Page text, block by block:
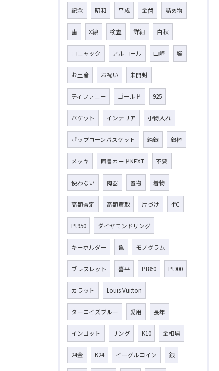
記念 昭和 平成 金歯 詰め物
歯 X線 検査 詳細 白秋
コニャック アルコール 山崎 響
お土産 お祝い 未開封
ティファニー ゴールド 925
バケット インテリア 小物入れ
ポップコーンバスケット 純銀 銀杯
メッキ 図書カードNEXT 不要
使わない 陶器 置物 着物
高額査定 高額買取 片づけ 4℃
Pt950 ダイヤモンドリング
キーホルダー 亀 モノグラム
ブレスレット 喜平 Pt850 Pt900
カラット Louis Vuitton
ターコイズブルー 愛用 長年
インゴット リング K10 金相場
24金 K24 イーグルコイン 銀